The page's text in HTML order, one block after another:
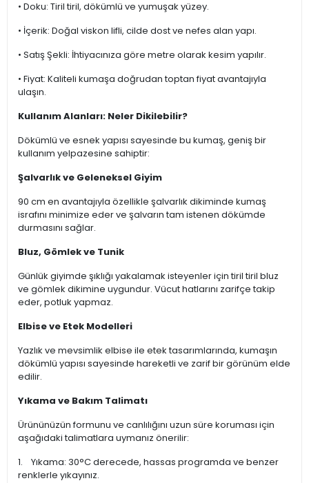
• Doku: Tiril tiril, dökümlü ve yumuşak yüzey.
• İçerik: Doğal viskon lifli, cilde dost ve nefes alan yapı.
• Satış Şekli: İhtiyacınıza göre metre olarak kesim yapılır.
• Fiyat: Kaliteli kumaşa doğrudan toptan fiyat avantajıyla
ulaşın.
Kullanım Alanları: Neler Dikilebilir?
Dökümlü ve esnek yapısı sayesinde bu kumaş, geniş bir
kullanım yelpazesine sahiptir:
Şalvarlık ve Geleneksel Giyim
90 cm en avantajıyla özellikle şalvarlık dikiminde kumaş
israfını minimize eder ve şalvarın tam istenen dökümde
durmasını sağlar.
Bluz, Gömlek ve Tunik
Günlük giyimde şıklığı yakalamak isteyenler için tiril tiril bluz
ve gömlek dikimine uygundur. Vücut hatlarını zarifçe takip
eder, potluk yapmaz.
Elbise ve Etek Modelleri
Yazlık ve mevsimlik elbise ile etek tasarımlarında, kumaşın
dökümlü yapısı sayesinde hareketli ve zarif bir görünüm elde
edilir.
Yıkama ve Bakım Talimatı
Ürününüzün formunu ve canlılığını uzun süre koruması için
aşağıdaki talimatlara uymanız önerilir:
1. Yıkama: 30°C derecede, hassas programda ve benzer
renklerle yıkayınız.